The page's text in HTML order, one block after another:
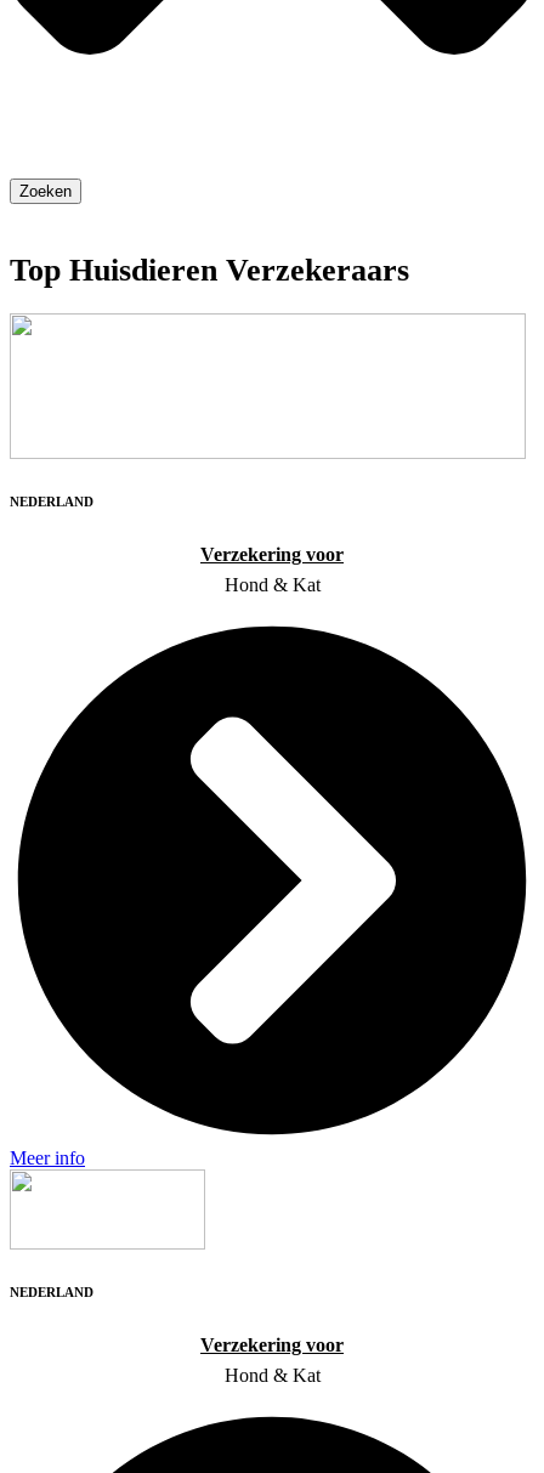
Zoeken
Top Huisdieren Verzekeraars
NEDERLAND
Verzekering voor
Hond & Kat
Meer info
NEDERLAND
Verzekering voor
Hond & Kat